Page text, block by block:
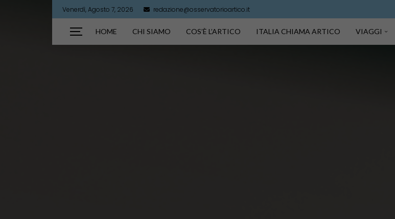
Venerdì, Agosto 7, 2026 redazione@osservatorioartico.it
HOME CHI SIAMO COS’È L’ARTICO ITALIA CHIAMA ARTICO VIAGGI